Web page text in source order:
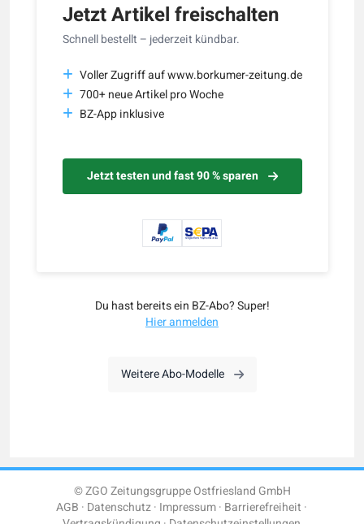
Jetzt Artikel freischalten
Schnell bestellt – jederzeit kündbar.
Voller Zugriff auf www.borkumer-zeitung.de
700+ neue Artikel pro Woche
BZ-App inklusive
Jetzt testen und fast 90 % sparen
Du hast bereits ein BZ-Abo? Super!
Hier anmelden
Weitere Abo-Modelle
© ZGO Zeitungsgruppe Ostfriesland GmbH
AGB Datenschutz Impressum Barrierefreiheit